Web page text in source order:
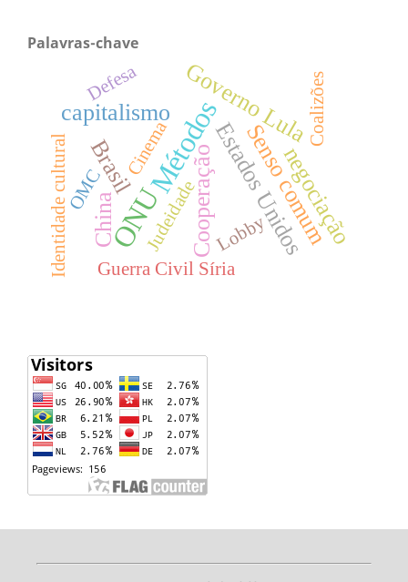
Palavras-chave
ONU
MétodosEstados Unidos
Cooperação
China
capitalismo
Brasil
Governo Lula
Senso comum
negociação
Judeidade
Identidade cultural Guerra Civil Síria
Lobby
Coalizões
Cinema
OMC
Defesa